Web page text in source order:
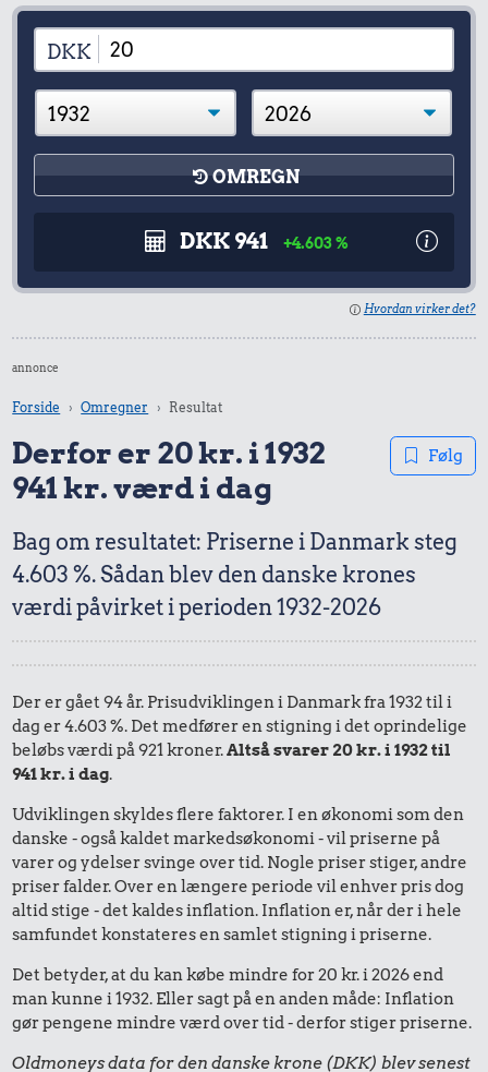
DKK
OMREGN
DKK 941 +4.603 %
Hvordan virker det?
annonce
Forside Omregner Resultat
Derfor er 20 kr. i 1932
941 kr. værd i dag
Følg
Bag om resultatet: Priserne i Danmark steg
4.603 %. Sådan blev den danske krones
værdi påvirket i perioden 1932-2026
Der er gået 94 år. Prisudviklingen i Danmark fra 1932 til i
dag er 4.603 %. Det medfører en stigning i det oprindelige
beløbs værdi på 921 kroner.Altså svarer 20 kr. i 1932 til
941 kr. i dag.
Udviklingen skyldes flere faktorer. I en økonomi som den
danske - også kaldet markedsøkonomi - vil priserne på
varer og ydelser svinge over tid. Nogle priser stiger, andre
priser falder. Over en længere periode vil enhver pris dog
altid stige - det kaldes inflation. Inflation er, når der i hele
samfundet konstateres en samlet stigning i priserne.
Det betyder, at du kan købe mindre for 20 kr. i 2026 end
man kunne i 1932. Eller sagt på en anden måde: Inflation
gør pengene mindre værd over tid - derfor stiger priserne.
Oldmoneys data for den danske krone (DKK) blev senest